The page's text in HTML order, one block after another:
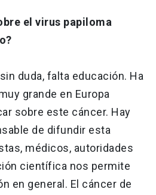
el virus papiloma
duda, falta educación. Ha
grande en Europa
sobre este cáncer. Hay
de difundir esta
médicos, autoridades
científica nos permite
en general. El cáncer de